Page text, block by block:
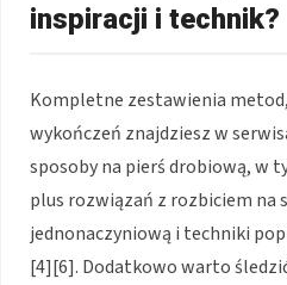
inspiracji i technik?
Kompletne zestawienia
wykończeń znajdziesz w
sposoby na pierś drobiową, w
plus rozwiązań z rozbiciem na
jednonaczyniową i techniki
[4][6]. Dodatkowo warto